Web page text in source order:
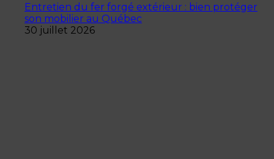
Entretien du fer forgé extérieur : bien protéger
son mobilier au Québec
30 juillet 2026